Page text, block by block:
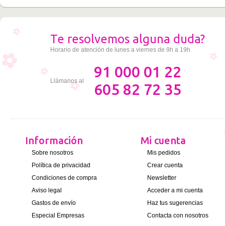
Te resolvemos alguna duda?
Horario de atención de lunes a viernes de 9h a 19h
Llámanos al
91 000 01 22
605 82 72 35
Información
Sobre nosotros
Política de privacidad
Condiciones de compra
Aviso legal
Gastos de envío
Especial Empresas
Mi cuenta
Mis pedidos
Crear cuenta
Newsletter
Acceder a mi cuenta
Haz tus sugerencias
Contacta con nosotros